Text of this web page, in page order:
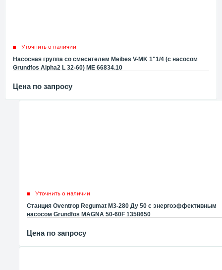
Уточнить о наличии
Насосная группа со смесителем Meibes V-MK 1"1/4 (с насосом
Grundfos Alpha2 L 32-60) ME 66834.10
Цена по запросу
Уточнить о наличии
Станция Oventrop Regumat M3-280 Ду 50 с энергоэффективным
насосом Grundfos MAGNA 50-60F 1358650
Цена по запросу